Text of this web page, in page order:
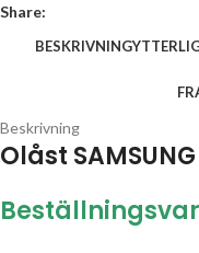
Share:
BESKRIVNING
Beskrivning
Olåst